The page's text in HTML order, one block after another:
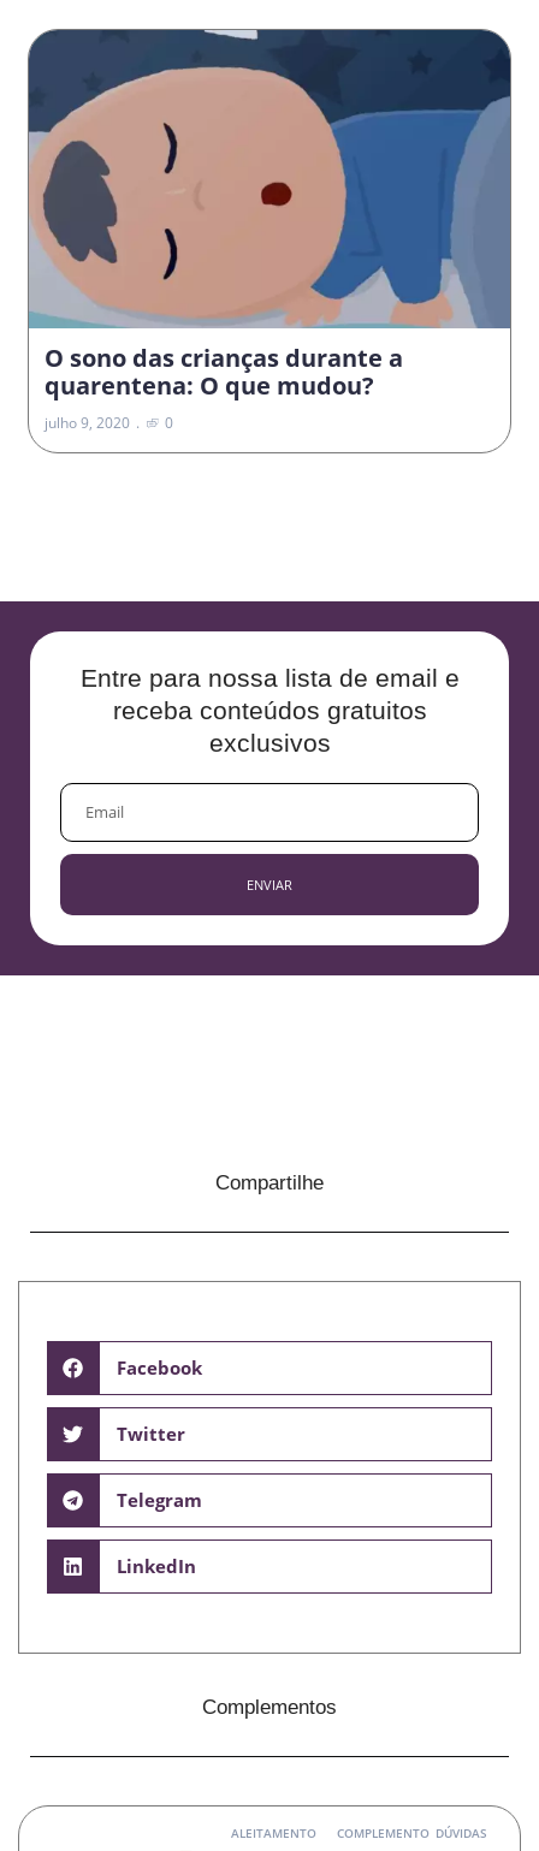
O sono das crianças durante a
quarentena: O que mudou?
julho 9, 2020 0
Entre para nossa lista de email e
receba conteúdos gratuitos
exclusivos
EMAIL
ENVIAR
Compartilhe
Facebook
Twitter
Telegram
LinkedIn
Complementos
ALEITAMENTO
COMPLEMENTO DÚVIDAS